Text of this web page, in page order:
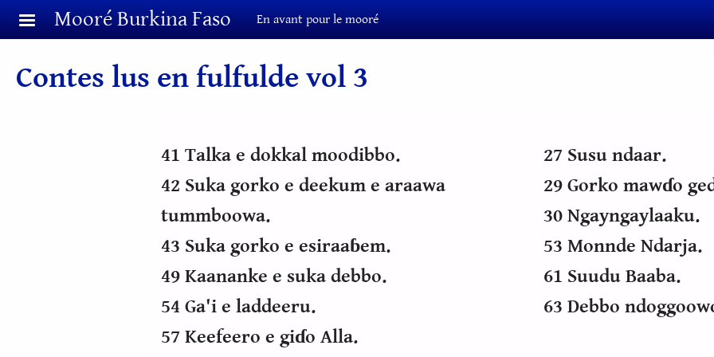
Aller au contenu principal
Mooré Burkina Faso En avant pour le mooré
Contes lus en fulfulde vol 3
41 Talka e dokkal moodibbo.
42 Suka gorko e deekum e araawa
tummboowa.
43 Suka gorko e esiraaɓem.
49 Kaananke e suka debbo.
54 Ga'i e laddeeru.
57 Keefeero e giɗo Alla.
27 Susu ndaar.
29 Gorko mawɗo
30 Ngayngaylaaku.
53 Monnde Ndarja.
61 Suudu Baaba.
63 Debbo